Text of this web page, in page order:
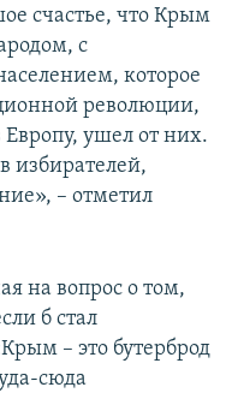
счастье, что Крым
с
которое
революции,
ушел от них.
избирателей,
– отметил
на вопрос о том,
б стал
– это бутерброд
сюда